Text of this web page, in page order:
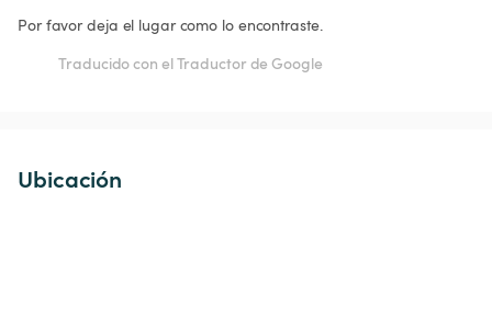
Por favor deja el lugar como lo encontraste.
Traducido con el Traductor de Google
Ubicación